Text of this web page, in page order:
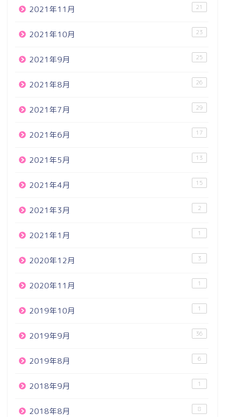
2021年11月 21
2021年10月 23
2021年9月 25
2021年8月 26
2021年7月 29
2021年6月 17
2021年5月 13
2021年4月 15
2021年3月 2
2021年1月 1
2020年12月 3
2020年11月 1
2019年10月 1
2019年9月 36
2019年8月 6
2018年9月 1
2018年8月 8